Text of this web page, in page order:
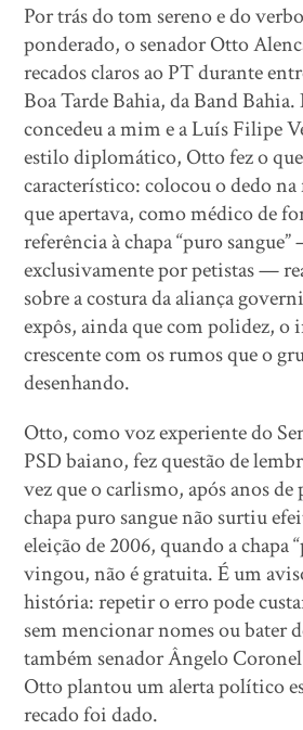
Por trás do tom sereno e do
ponderado, o senador Otto
recados claros ao PT durante
Boa Tarde Bahia, da Band
concedeu a mim e a Luís Filipe
estilo diplomático, Otto fez o
característico: colocou o dedo na
que apertava, como médico de
referência à chapa “puro
exclusivamente por petistas —
sobre a costura da aliança
expôs, ainda que com polidez, o
crescente com os rumos que o
desenhando.
Otto, como voz experiente do
PSD baiano, fez questão de
vez que o carlismo, após anos
chapa puro sangue não surtiu
eleição de 2006, quando a chapa
vingou, não é gratuita. É um
história: repetir o erro pode
sem mencionar nomes ou bater
também senador Ângelo
Otto plantou um alerta político
recado foi dado.